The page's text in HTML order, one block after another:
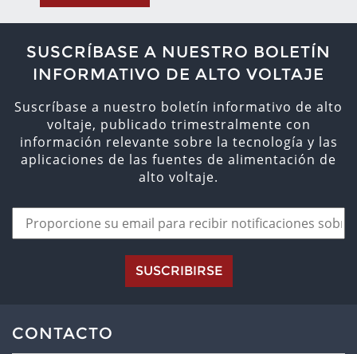
SUSCRÍBASE A NUESTRO BOLETÍN
INFORMATIVO DE ALTO VOLTAJE
Suscríbase a nuestro boletín informativo de alto
voltaje, publicado trimestralmente con
información relevante sobre la tecnología y las
aplicaciones de las fuentes de alimentación de
alto voltaje.
SUSCRIBIRSE
CONTACTO